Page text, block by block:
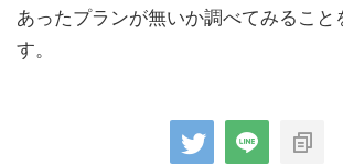
あったプランが無いか調べてみること
す。